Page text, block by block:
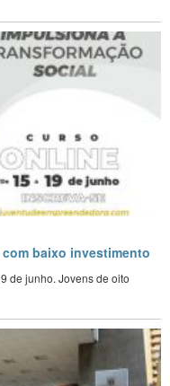
baixo investimento
de junho. Jovens de oito